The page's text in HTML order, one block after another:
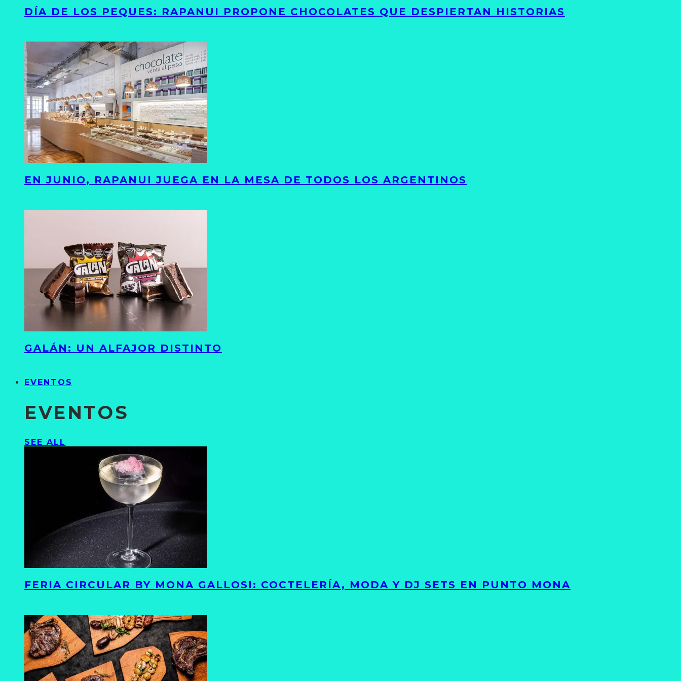
DÍA DE LOS PEQUES: RAPANUI PROPONE CHOCOLATES QUE DESPIERTAN HISTORIAS
EN JUNIO, RAPANUI JUEGA EN LA MESA DE TODOS LOS ARGENTINOS
GALÁN: UN ALFAJOR DISTINTO
EVENTOS
EVENTOS
SEE ALL
FERIA CIRCULAR BY MONA GALLOSI: COCTELERÍA, MODA Y DJ SETS EN PUNTO MONA